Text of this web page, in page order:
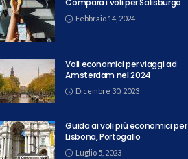
Compara i voli per Salisburgo
Febbraio 14, 2024
Voli economici per viaggi ad
Amsterdam nel 2024
Dicembre 30, 2023
Guida ai voli più economici per
Lisbona, Portogallo
Luglio 5, 2023